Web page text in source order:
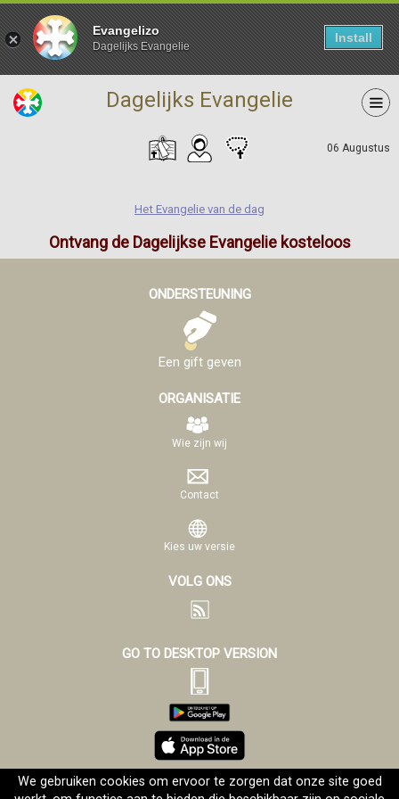
Evangelizo
Dagelijks Evangelie
Install
Dagelijks Evangelie
06 Augustus
Het Evangelie van de dag
Ontvang de Dagelijkse Evangelie kosteloos
ONDERSTEUNING
Een gift geven
ORGANISATIE
Wie zijn wij
Contact
Kies uw versie
VOLG ONS
GO TO DESKTOP VERSION
We gebruiken cookies om ervoor te zorgen dat onze site goed